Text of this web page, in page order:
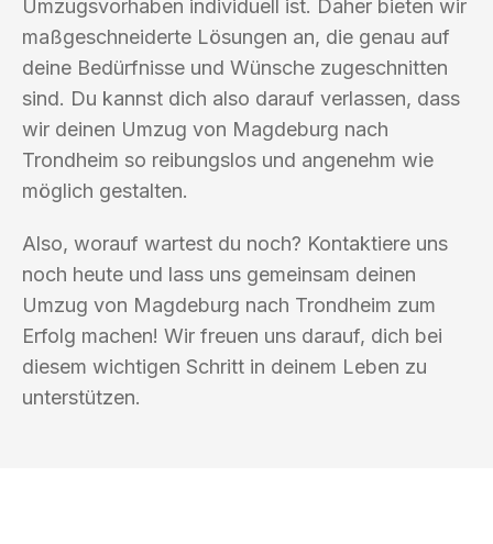
Umzugsvorhaben individuell ist. Daher bieten wir
maßgeschneiderte Lösungen an, die genau auf
deine Bedürfnisse und Wünsche zugeschnitten
sind. Du kannst dich also darauf verlassen, dass
wir deinen Umzug von Magdeburg nach
Trondheim so reibungslos und angenehm wie
möglich gestalten.
Also, worauf wartest du noch? Kontaktiere uns
noch heute und lass uns gemeinsam deinen
Umzug von Magdeburg nach Trondheim zum
Erfolg machen! Wir freuen uns darauf, dich bei
diesem wichtigen Schritt in deinem Leben zu
unterstützen.